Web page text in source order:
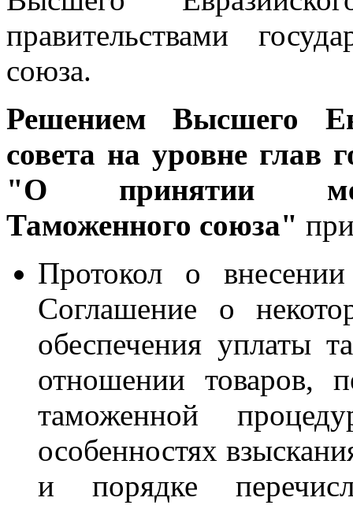
правительствами
союза.
Решением Высшего
совета на уровне глав
"О принятии
Таможенного союза"
Протокол о
Соглашение о
обеспечения уплаты
отношении товаров,
таможенной
особенностях
и порядке